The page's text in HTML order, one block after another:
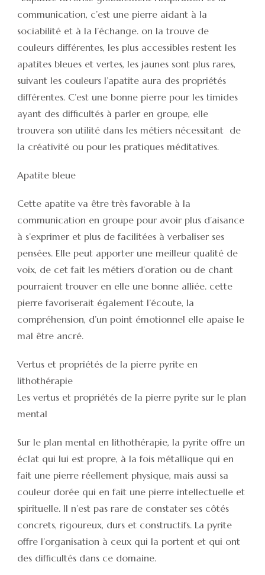
communication, c’est une pierre aidant à la
sociabilité et à la l’échange. on la trouve de
couleurs différentes, les plus accessibles restent les
apatites bleues et vertes, les jaunes sont plus rares,
suivant les couleurs l’apatite aura des propriétés
différentes. C’est une bonne pierre pour les timides
ayant des difficultés à parler en groupe, elle
trouvera son utilité dans les métiers nécessitant de
la créativité ou pour les pratiques méditatives.
Apatite bleue
Cette apatite va être très favorable à la
communication en groupe pour avoir plus d’aisance
à s’exprimer et plus de facilitées à verbaliser ses
pensées. Elle peut apporter une meilleur qualité de
voix, de cet fait les métiers d’oration ou de chant
pourraient trouver en elle une bonne alliée. cette
pierre favoriserait également l’écoute, la
compréhension, d’un point émotionnel elle apaise le
mal être ancré.
Vertus et propriétés de la pierre pyrite en
lithothérapie
Les vertus et propriétés de la pierre pyrite sur le plan
mental
Sur le plan mental en lithothérapie, la pyrite offre un
éclat qui lui est propre, à la fois métallique qui en
fait une pierre réellement physique, mais aussi sa
couleur dorée qui en fait une pierre intellectuelle et
spirituelle. Il n’est pas rare de constater ses côtés
concrets, rigoureux, durs et constructifs. La pyrite
offre l’organisation à ceux qui la portent et qui ont
des difficultés dans ce domaine.